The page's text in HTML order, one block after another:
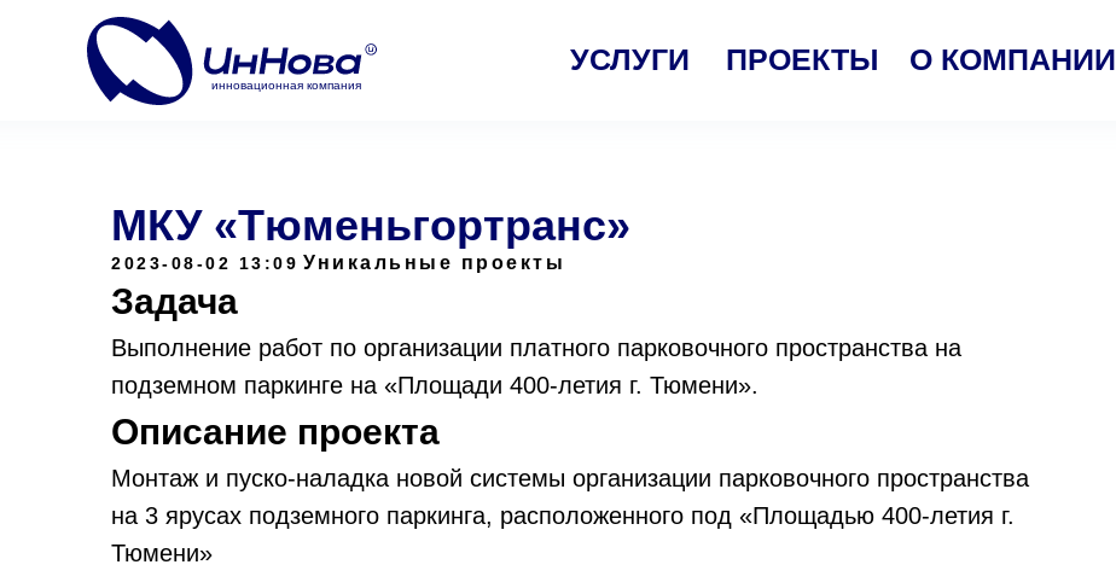
О КОМПАНИИ
ПРОЕКТЫ
инновационная компания
УСЛУГИ
МКУ «Тюменьгортранс»
2023-08-02 13:09 Уникальные проекты
Задача
Выполнение работ по организации платного парковочного пространства на
подземном паркинге на «Площади 400-летия г. Тюмени».
Описание проекта
Монтаж и пуско-наладка новой системы организации парковочного пространства
на 3 ярусах подземного паркинга, расположенного под «Площадью 400-летия г.
Тюмени»